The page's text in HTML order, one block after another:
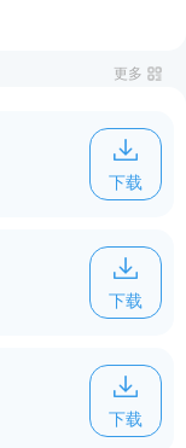
更多
下载
下载
下载